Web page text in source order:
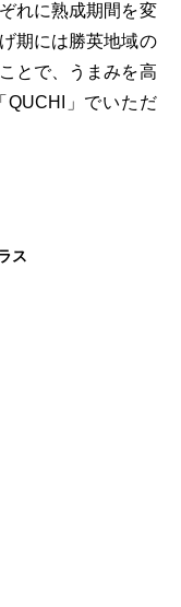
れに熟成期間を変
期には勝英地域の
とで、うまみを高
QUCHI」でいただ
ス